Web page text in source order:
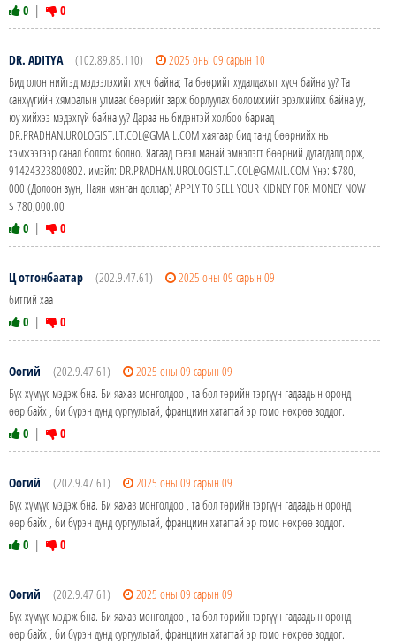
0 | 0
DR. ADITYA (102.89.85.110)
2025 оны 09 сарын 10
Бид олон нийтэд мэдээлэхийг хүсч байна; Та бөөрийг худалдахыг хүсч байна уу? Та
санхүүгийн хямралын улмаас бөөрийг зарж борлуулах боломжийг эрэлхийлж байна уу,
юу хийхээ мэдэхгүй байна уу? Дараа нь бидэнтэй холбоо бариад
DR.PRADHAN.UROLOGIST.LT.COL@GMAIL.COM хаягаар бид танд бөөрнийх нь
хэмжээгээр санал болгох болно. Яагаад гэвэл манай эмнэлэгт бөөрний дутагдалд орж,
91424323800802. имэйл: DR.PRADHAN.UROLOGIST.LT.COL@GMAIL.COM Yнэ: $780,
000 (Долоон зуун, Наян мянган доллар) APPLY TO SELL YOUR KIDNEY FOR MONEY NOW
$ 780,000.00
0 | 0
Ц отгонбаатар (202.9.47.61)
2025 оны 09 сарын 09
битгий хаа
0 | 0
Оогий (202.9.47.61)
2025 оны 09 сарын 09
Бүх хүмүүс мэдэж бна. Би яахав монголдоо , та бол төрийн тэргүүн гадаадын оронд
өөр байх , би бүрэн дунд сургуультай, франциин хатагтай эр гомо нөхрөө зоддог.
0 | 0
Оогий (202.9.47.61)
2025 оны 09 сарын 09
Бүх хүмүүс мэдэж бна. Би яахав монголдоо , та бол төрийн тэргүүн гадаадын оронд
өөр байх , би бүрэн дунд сургуультай, франциин хатагтай эр гомо нөхрөө зоддог.
0 | 0
Оогий (202.9.47.61)
2025 оны 09 сарын 09
Бүх хүмүүс мэдэж бна. Би яахав монголдоо , та бол төрийн тэргүүн гадаадын оронд
өөр байх , би бүрэн дунд сургуультай, франциин хатагтай эр гомо нөхрөө зоддог.